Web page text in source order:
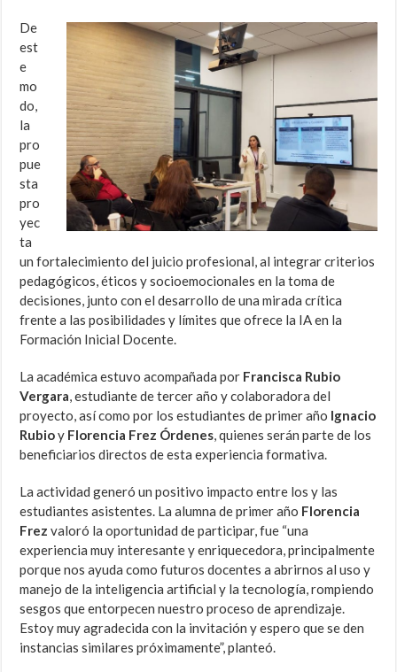
De
est
e
mo
do,
la
pro
pue
sta
pro
yec
ta
un fortalecimiento del juicio profesional, al integrar criterios
pedagógicos, éticos y socioemocionales en la toma de
decisiones, junto con el desarrollo de una mirada crítica
frente a las posibilidades y límites que ofrece la IA en la
Formación Inicial Docente.
La académica estuvo acompañada por Francisca Rubio
Vergara, estudiante de tercer año y colaboradora del
proyecto, así como por los estudiantes de primer año Ignacio
Rubioy Florencia Frez Órdenes, quienes serán parte de los
beneficiarios directos de esta experiencia formativa.
La actividad generó un positivo impacto entre los y las
estudiantes asistentes. La alumna de primer año Florencia
Frez valoró la oportunidad de participar, fue “una
experiencia muy interesante y enriquecedora, principalmente
porque nos ayuda como futuros docentes a abrirnos al uso y
manejo de la inteligencia artificial y la tecnología, rompiendo
sesgos que entorpecen nuestro proceso de aprendizaje.
Estoy muy agradecida con la invitación y espero que se den
instancias similares próximamente”, planteó.